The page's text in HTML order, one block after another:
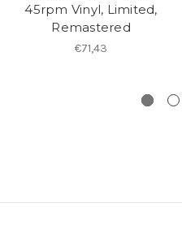
45rpm Vinyl, Limited,
Remastered
€71,43